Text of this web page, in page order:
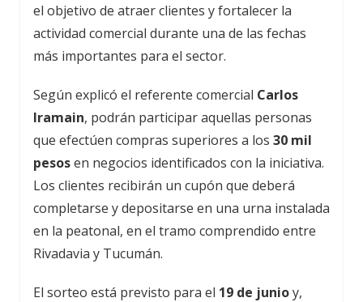
el objetivo de atraer clientes y fortalecer la
actividad comercial durante una de las fechas
más importantes para el sector.
Según explicó el referente comercial Carlos
Iramain, podrán participar aquellas personas
que efectúen compras superiores a los 30 mil
pesosen negocios identificados con la iniciativa.
Los clientes recibirán un cupón que deberá
completarse y depositarse en una urna instalada
en la peatonal, en el tramo comprendido entre
Rivadavia y Tucumán.
El sorteo está previsto para el 19 de junioy,